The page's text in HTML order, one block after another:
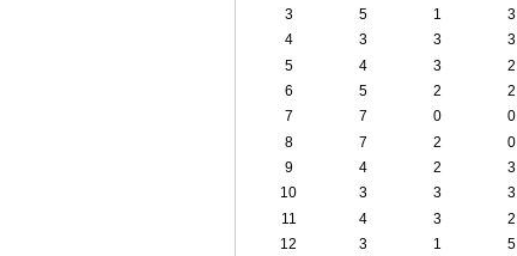
3
5 1 3
4
3 3 3
5
4 3 2
6
5 2 2
7
7 0 0
8
7 2 0
9
4 2 3
10
3 3 3
11
4 3 2
12
3 1 5